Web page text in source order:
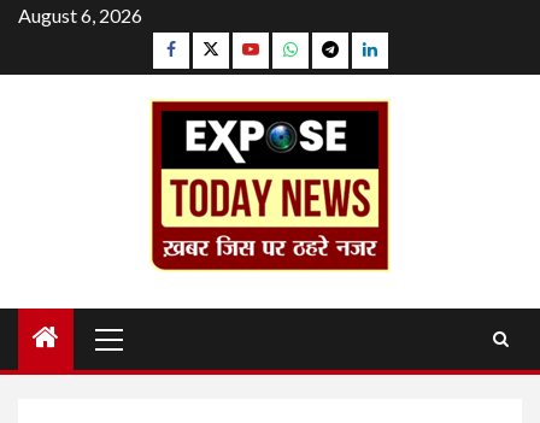
Skip
content
August 6, 2026
Facebook
TwitterYouTubeWhatsapp
TelegramLinkedin
Menu